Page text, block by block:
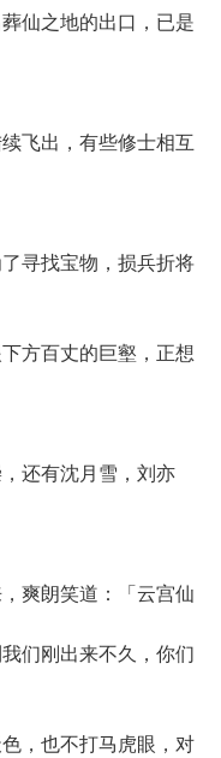
仙之地的出口，已是
飞出，有些修士相互
寻找宝物，损兵折将
方百丈的巨壑，正想
还有沈月雪，刘亦
爽朗笑道：「云宫仙
们刚出来不久，你们
，也不打马虎眼，对